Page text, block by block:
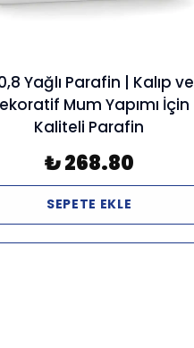
Yağlı Parafin | Kalıp ve
Mum Yapımı İçin
Kaliteli Parafin
₺ 268.80
SEPETE EKLE